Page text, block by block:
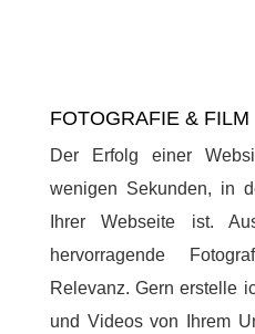
FOTOGRAFIE & FILM
Der Erfolg einer
wenigen Sekunden, in
Ihrer Webseite ist.
hervorragende
Relevanz. Gern erstelle
und Videos von Ihrem